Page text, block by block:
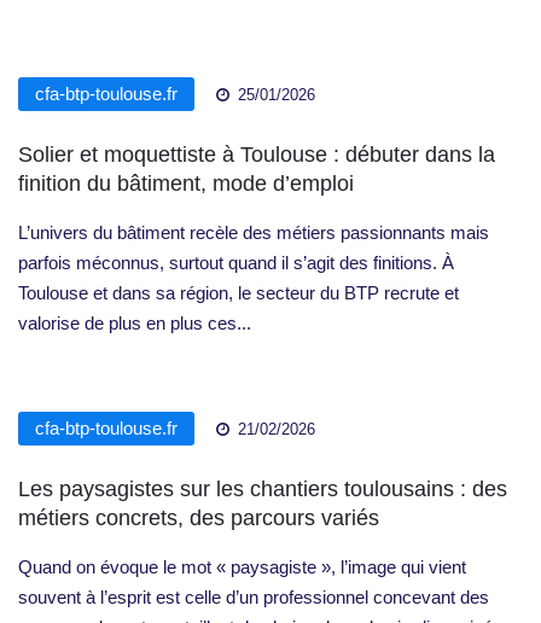
cfa-btp-toulouse.fr 25/01/2026
Solier et moquettiste à Toulouse : débuter dans la
finition du bâtiment, mode d’emploi
L’univers du bâtiment recèle des métiers passionnants mais
parfois méconnus, surtout quand il s’agit des finitions. À
Toulouse et dans sa région, le secteur du BTP recrute et
valorise de plus en plus ces...
cfa-btp-toulouse.fr 21/02/2026
Les paysagistes sur les chantiers toulousains : des
métiers concrets, des parcours variés
Quand on évoque le mot « paysagiste », l’image qui vient
souvent à l’esprit est celle d’un professionnel concevant des